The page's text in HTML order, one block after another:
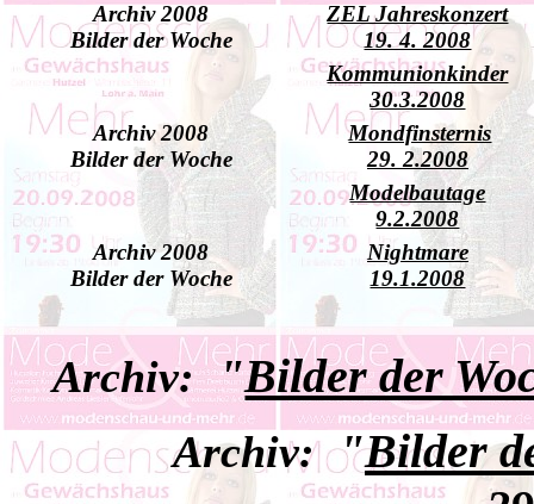
Archiv 2008
Bilder der Woche
ZEL Jahreskonzert
19. 4. 2008
Kommunionkinder
30.3.2008
Archiv 2008
Bilder der Woche
Mondfinsternis
29. 2.2008
Modelbautage
9.2.2008
Archiv 2008
Bilder der Woche
Nightmare
19.1.2008
Archiv:"Bilder der
Archiv:"Bilder